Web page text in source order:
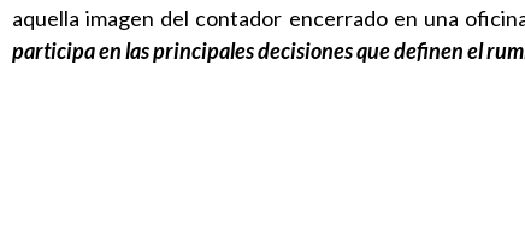
aquella imagen del contador encerrado en una
participa en las principales decisiones que definen el